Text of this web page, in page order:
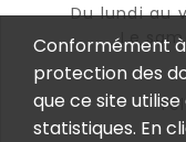
Du lundi au
Le
Conformément
protection des
que ce site
statistiques. En